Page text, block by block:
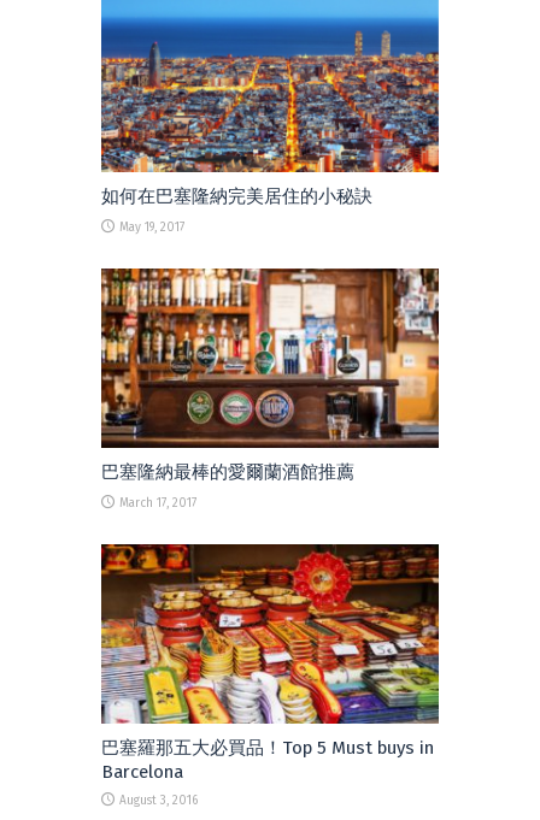
如何在巴塞隆納完美居住的小秘訣
May 19, 2017
巴塞隆納最棒的愛爾蘭酒館推薦
March 17, 2017
巴塞羅那五大必買品！Top 5 Must buys in
Barcelona
August 3, 2016